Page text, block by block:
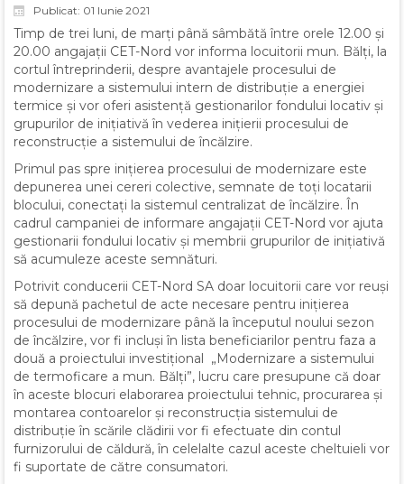
Publicat: 01 Iunie 2021
Timp de trei luni, de marți până sâmbătă între orele 12.00 și
20.00 angajații CET-Nord vor informa locuitorii mun. Bălți, la
cortul întreprinderii, despre avantajele procesului de
modernizare a sistemului intern de distribuție a energiei
termice și vor oferi asistență gestionarilor fondului locativ și
grupurilor de inițiativă în vederea inițierii procesului de
reconstrucție a sistemului de încălzire.
Primul pas spre inițierea procesului de modernizare este
depunerea unei cereri colective, semnate de toți locatarii
blocului, conectați la sistemul centralizat de încălzire. În
cadrul campaniei de informare angajații CET-Nord vor ajuta
gestionarii fondului locativ și membrii grupurilor de inițiativă
să acumuleze aceste semnături.
Potrivit conducerii CET-Nord SA doar locuitorii care vor reuși
să depună pachetul de acte necesare pentru inițierea
procesului de modernizare până la începutul noului sezon
de încălzire, vor fi incluși în lista beneficiarilor pentru faza a
două a proiectului investițional „Modernizare a sistemului
de termoficare a mun. Bălți”, lucru care presupune că doar
în aceste blocuri elaborarea proiectului tehnic, procurarea și
montarea contoarelor și reconstrucția sistemului de
distribuție în scările clădirii vor fi efectuate din contul
furnizorului de căldură, în celelalte cazul aceste cheltuieli vor
fi suportate de către consumatori.